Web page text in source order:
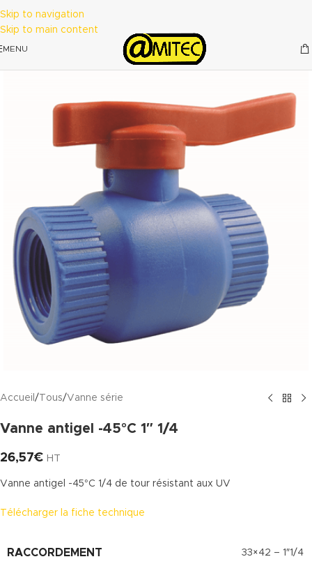
Skip to navigation
Skip to main content
MENU
Accueil / Tous/Vanne série
Vanne antigel -45°C 1″ 1/4
26,57€ HT
Vanne antigel -45°C 1/4 de tour résistant aux UV
Télécharger la fiche technique
RACCORDEMENT 33×42 – 1″1/4